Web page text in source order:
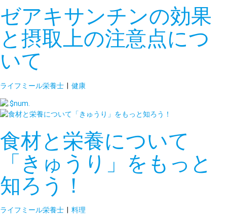
ゼアキサンチンの効果
と摂取上の注意点につ
いて
ライフミール栄養士 | 健康
食材と栄養について
「きゅうり」をもっと
知ろう！
ライフミール栄養士 料理